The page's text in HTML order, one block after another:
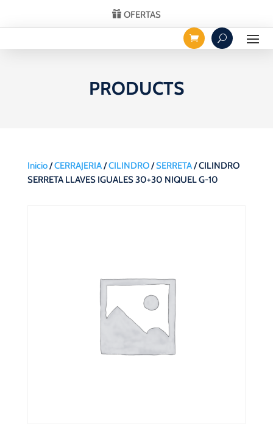
OFERTAS
PRODUCTS
Inicio/CERRAJERIA/CILINDRO/SERRETA/ CILINDRO
SERRETA LLAVES IGUALES 30+30 NIQUEL G-10